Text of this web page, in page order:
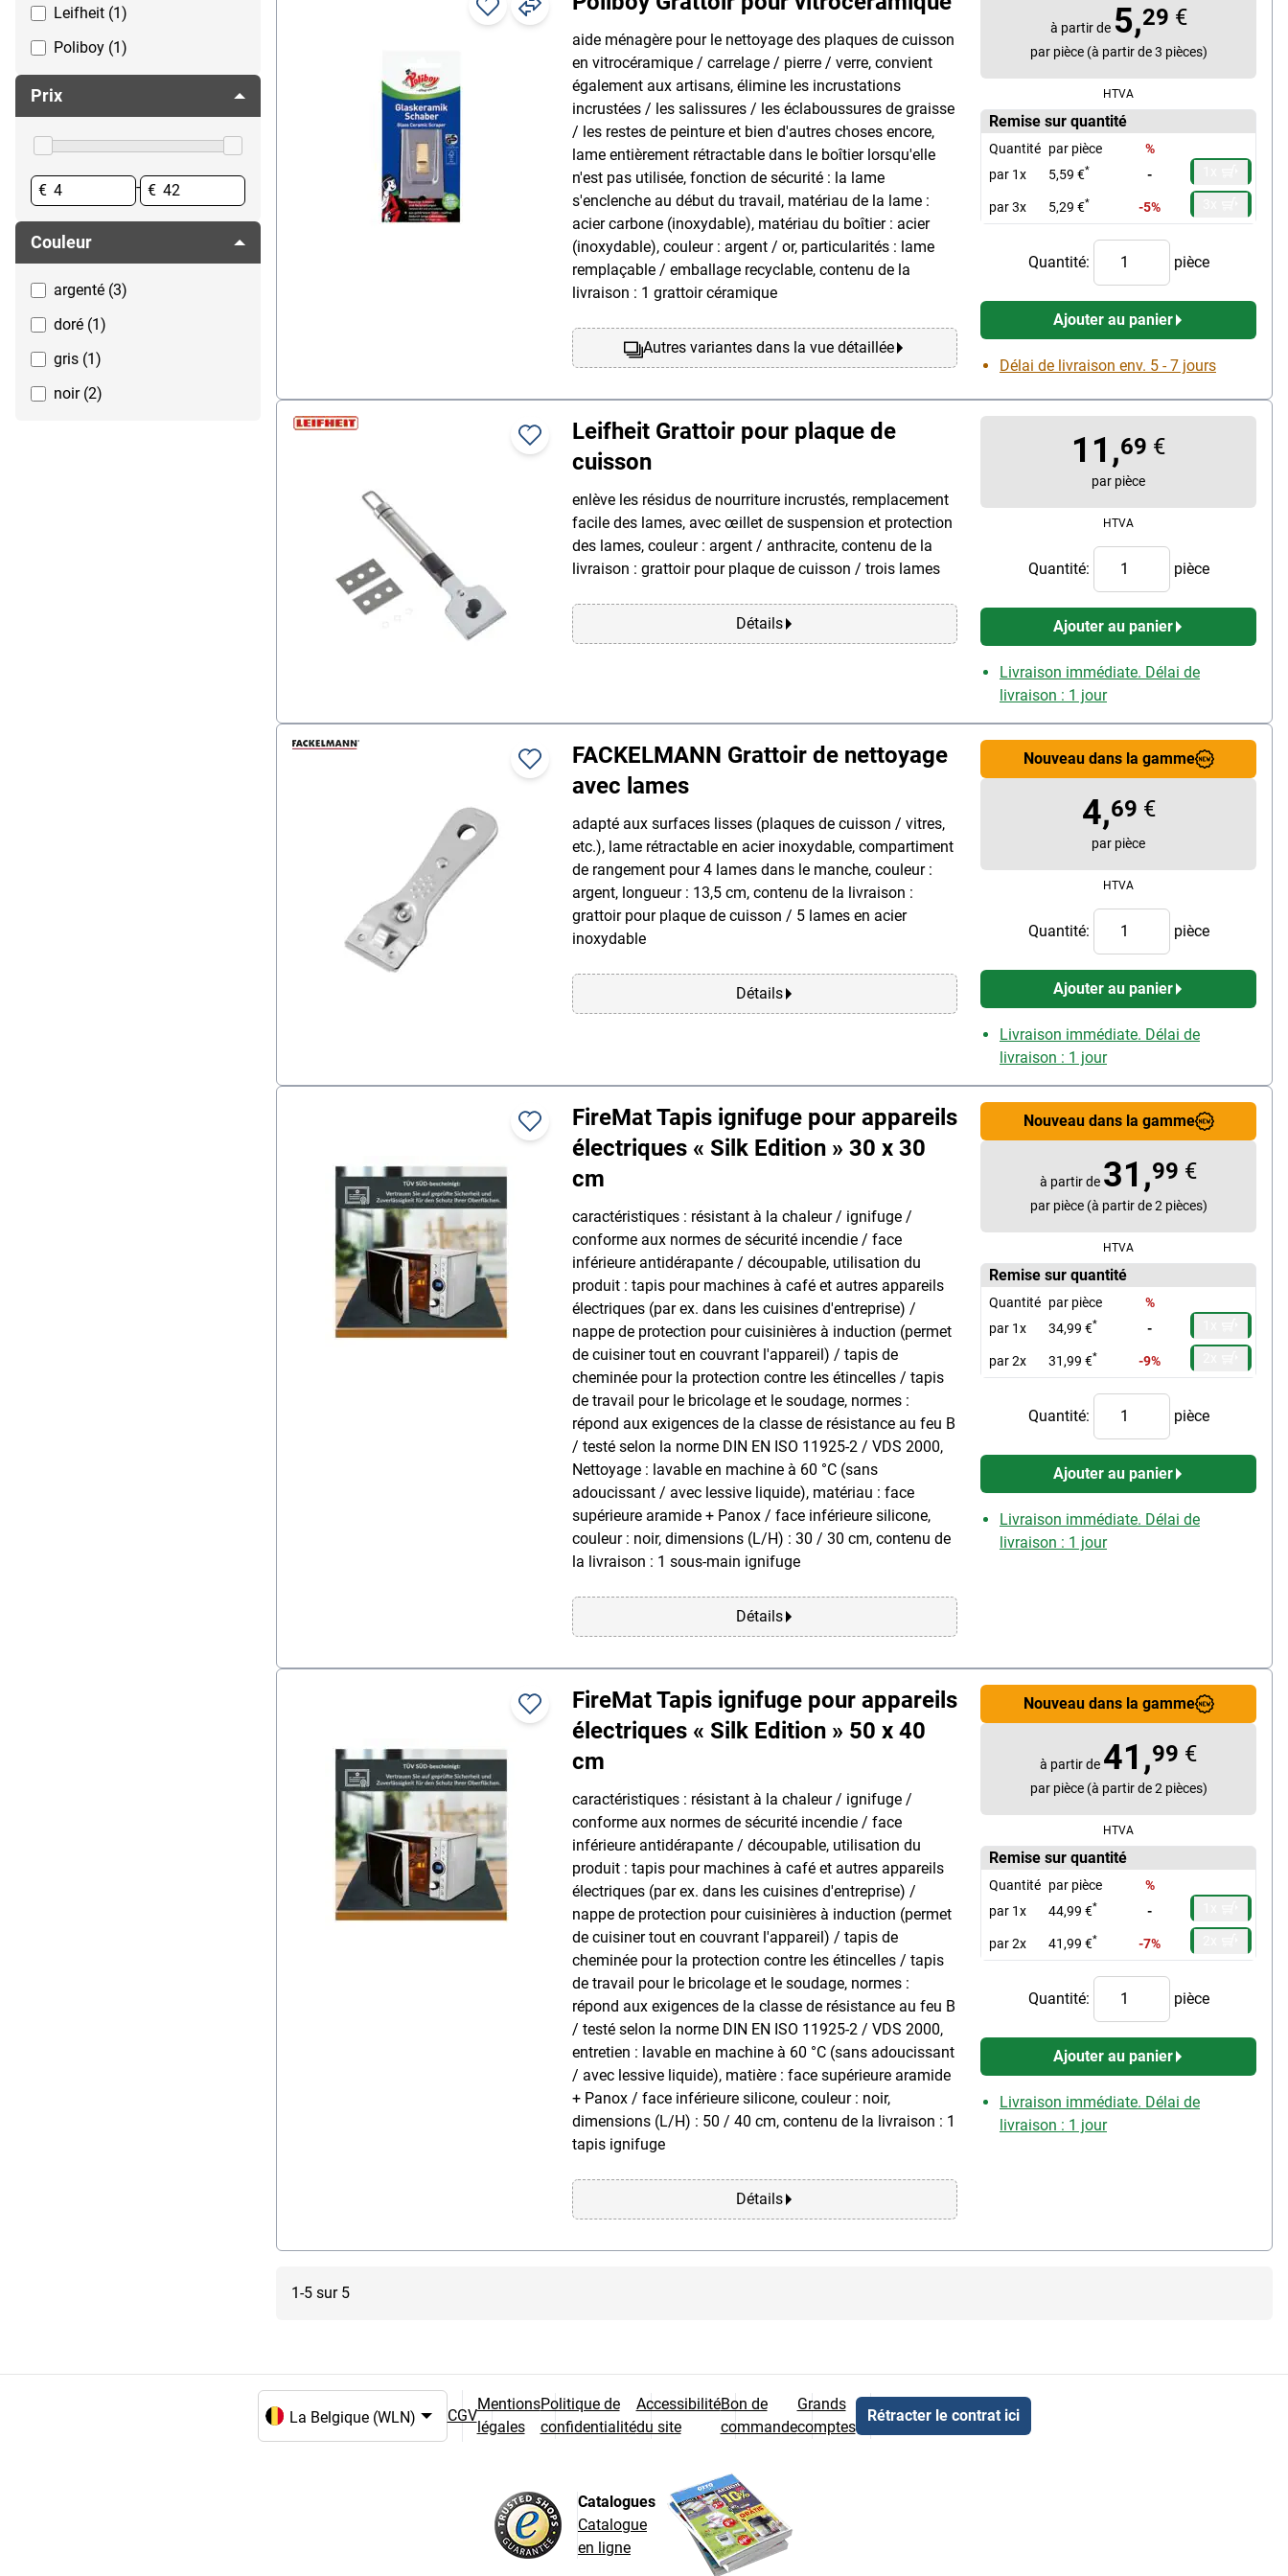
Repasser
Service à café
Servir
Vaisselle & couverts
Verres
Leifheit (1)
Poliboy (1)
Prix
€ - €
Couleur
argenté (3)
doré (1)
gris (1)
noir (2)
aide ménagère pour le nettoyage des plaques de cuisson
en vitrocéramique / carrelage / pierre / verre, convient
également aux artisans, élimine les incrustations
incrustées / les salissures / les éclaboussures de graisse
/ les restes de peinture et bien d'autres choses encore,
lame entièrement rétractable dans le boîtier lorsqu'elle
n'est pas utilisée, fonction de sécurité : la lame
s'enclenche au début du travail, matériau de la lame :
acier carbone (inoxydable), matériau du boîtier : acier
(inoxydable), couleur : argent / or, particularités : lame
remplaçable / emballage recyclable, contenu de la
livraison : 1 grattoir céramique
Autres variantes dans la vue détaillée
à partir de 5,29 €
par pièce (à partir de 3 pièces)
HTVA
Remise sur quantité
Quantité par pièce
%
par 1x
5,59 €* -
par 3x 5,29 €* -5%
Quantité: pièce
Ajouter au panier
Délai de livraison env. 5 - 7 jours
Leifheit Grattoir pour plaque de
cuisson
enlève les résidus de nourriture incrustés, remplacement
facile des lames, avec œillet de suspension et protection
des lames, couleur : argent / anthracite, contenu de la
livraison : grattoir pour plaque de cuisson / trois lames
Détails
11,69 €
par pièce
HTVA
Quantité: pièce
Ajouter au panier
Livraison immédiate. Délai de
livraison : 1 jour
FACKELMANN Grattoir de nettoyage
avec lames
adapté aux surfaces lisses (plaques de cuisson / vitres,
etc.), lame rétractable en acier inoxydable, compartiment
de rangement pour 4 lames dans le manche, couleur :
argent, longueur : 13,5 cm, contenu de la livraison :
grattoir pour plaque de cuisson / 5 lames en acier
inoxydable
Détails
Nouveau dans la gamme
4,69 €
par pièce
HTVA
Quantité: pièce
Ajouter au panier
Livraison immédiate. Délai de
livraison : 1 jour
FireMat Tapis ignifuge pour appareils
électriques « Silk Edition » 30 x 30
cm
caractéristiques : résistant à la chaleur / ignifuge /
conforme aux normes de sécurité incendie / face
inférieure antidérapante / découpable, utilisation du
produit : tapis pour machines à café et autres appareils
électriques (par ex. dans les cuisines d'entreprise) /
nappe de protection pour cuisinières à induction (permet
de cuisiner tout en couvrant l'appareil) / tapis de
cheminée pour la protection contre les étincelles / tapis
de travail pour le bricolage et le soudage, normes :
répond aux exigences de la classe de résistance au feu B
/ testé selon la norme DIN EN ISO 11925-2 / VDS 2000,
Nettoyage : lavable en machine à 60 °C (sans
adoucissant / avec lessive liquide), matériau : face
supérieure aramide + Panox / face inférieure silicone,
couleur : noir, dimensions (L/H) : 30 / 30 cm, contenu de
la livraison : 1 sous-main ignifuge
Détails
Nouveau dans la gamme
à partir de 31,99 €
par pièce (à partir de 2 pièces)
HTVA
Remise sur quantité
Quantité par pièce
%
par 1x
34,99 €* -
par 2x 31,99 €* -9%
Quantité: pièce
Ajouter au panier
Livraison immédiate. Délai de
livraison : 1 jour
FireMat Tapis ignifuge pour appareils
électriques « Silk Edition » 50 x 40
cm
caractéristiques : résistant à la chaleur / ignifuge /
conforme aux normes de sécurité incendie / face
inférieure antidérapante / découpable, utilisation du
produit : tapis pour machines à café et autres appareils
électriques (par ex. dans les cuisines d'entreprise) /
nappe de protection pour cuisinières à induction (permet
de cuisiner tout en couvrant l'appareil) / tapis de
cheminée pour la protection contre les étincelles / tapis
de travail pour le bricolage et le soudage, normes :
répond aux exigences de la classe de résistance au feu B
/ testé selon la norme DIN EN ISO 11925-2 / VDS 2000,
entretien : lavable en machine à 60 °C (sans adoucissant
/ avec lessive liquide), matière : face supérieure aramide
+ Panox / face inférieure silicone, couleur : noir,
dimensions (L/H) : 50 / 40 cm, contenu de la livraison : 1
tapis ignifuge
Détails
Nouveau dans la gamme
à partir de 41,99 €
par pièce (à partir de 2 pièces)
HTVA
Remise sur quantité
Quantité par pièce
%
par 1x
44,99 €* -
par 2x 41,99 €* -7%
Quantité: pièce
Ajouter au panier
Livraison immédiate. Délai de
livraison : 1 jour
1-5 sur 5
Choix de la langue et du pays
CGV
Mentions
légales
Politique de
confidentialité
Accessibilité
du site
Bon de
commande
Grands
comptes
Rétracter le contrat ici
Catalogues
Catalogue
en ligne